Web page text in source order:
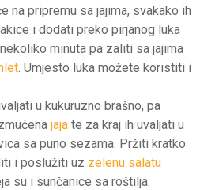
na pripremu sa jajima, svakako ih
i dodati preko pirjanog luka
minuta pa zaliti sa jajima
. Umjesto luka možete koristiti i
u kukuruzno brašno, pa
jaja te za kraj ih uvaljati u
sa puno sezama. Pržiti kratko
i poslužiti uz zelenu salatu
su i sunčanice sa roštilja.